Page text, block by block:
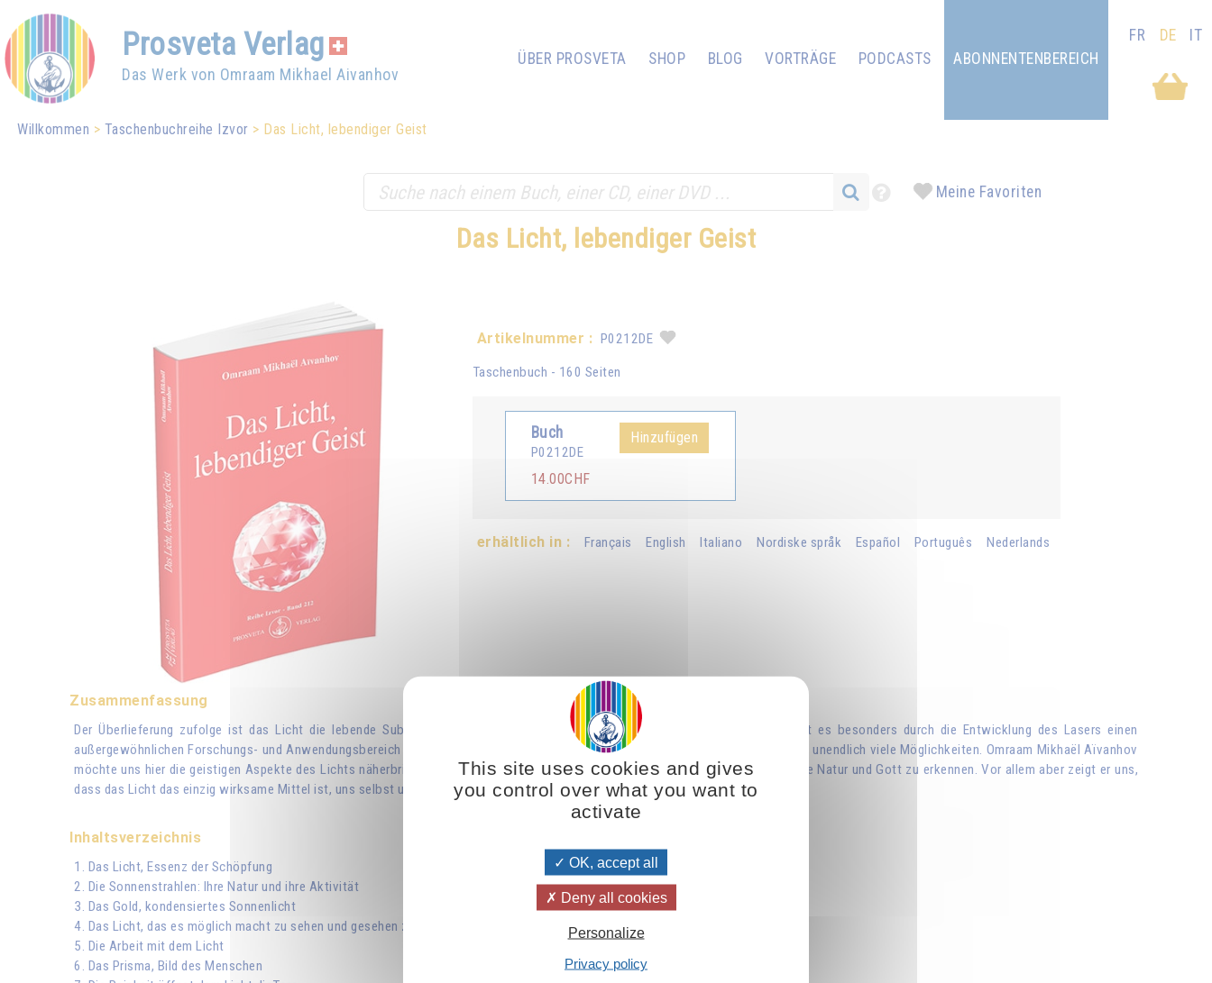
Prosveta Verlag
Das Werk von Omraam Mikhael Aivanhov
ÜBER PROSVETA SHOP BLOG VORTRÄGE PODCASTS ABONNENTENBEREICH
FR DE IT
Willkommen Taschenbuchreihe Izvor Das Licht, lebendiger Geist
Meine Favoriten
Das Licht, lebendiger Geist
Artikelnummer : P0212DE
Taschenbuch - 160 Seiten
Buch
P0212DE
14.00CHF
Hinzufügen
erhältlich in : Français English Italiano Nordiske språk Español Português Nederlands
Zusammenfassung
Der Überlieferung zufolge ist das Licht die lebende Substanz, mit der Gott die Welt erschaffen hat. Seit einigen Jahren hat es besonders durch die Entwicklung des Lasers einen
außergewöhnlichen Forschungs- und Anwendungsbereich gefunden; es bietet sowohl auf materieller als auch auf geistiger Ebene unendlich viele Möglichkeiten. Omraam Mikhaël Aïvanhov
möchte uns hier die geistigen Aspekte des Lichts näherbringen: das Licht als Schutz, als Nahrung und als Weg, den Menschen, die Natur und Gott zu erkennen. Vor allem aber zeigt er uns,
dass das Licht das einzig wirksame Mittel ist, uns selbst und die Welt zu verwandeln.
Inhaltsverzeichnis
1. Das Licht, Essenz der Schöpfung
2. Die Sonnenstrahlen: Ihre Natur und ihre Aktivität
3. Das Gold, kondensiertes Sonnenlicht
4. Das Licht, das es möglich macht zu sehen und gesehen zu werden
5. Die Arbeit mit dem Licht
6. Das Prisma, Bild des Menschen
This site uses cookies and gives
you control over what you want to
activate
OK, accept all
Deny all cookies
Personalize
Privacy policy